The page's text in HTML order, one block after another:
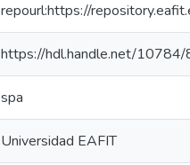
repourl:https://
https://hdl.handle.net/
spa
Universidad EAFIT